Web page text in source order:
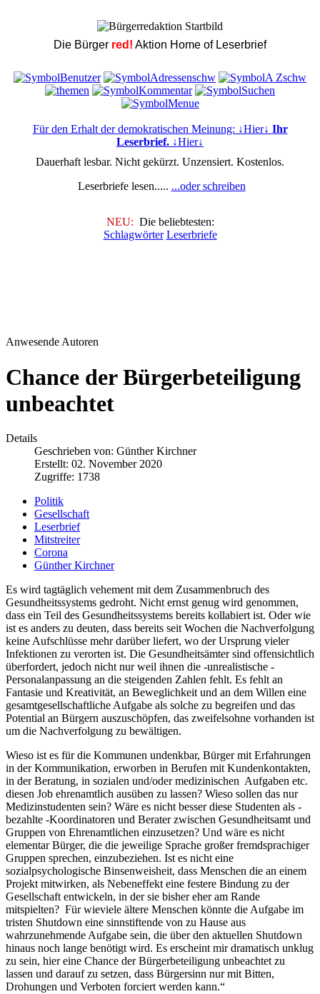
Die Bürger red! Aktion Home of Leserbrief
Für den Erhalt der demokratischen Meinung: ↓Hier↓ Ihr
Leserbrief. ↓Hier↓
Dauerhaft lesbar. Nicht gekürzt. Unzensiert. Kostenlos.
Leserbriefe lesen..... ...oder schreiben
NEU: Die beliebtesten:
Schlagwörter Leserbriefe
Anwesende Autoren
Chance der Bürgerbeteiligung
unbeachtet
Details
Geschrieben von: Günther Kirchner
Erstellt: 02. November 2020
Zugriffe: 1738
Politik
Gesellschaft
Leserbrief
Mitstreiter
Corona
Günther Kirchner
Es wird tagtäglich vehement mit dem Zusammenbruch des
Gesundheitssystems gedroht. Nicht ernst genug wird genommen,
dass ein Teil des Gesundheitssystems bereits kollabiert ist. Oder wie
ist es anders zu deuten, dass bereits seit Wochen die Nachverfolgung
keine Aufschlüsse mehr darüber liefert, wo der Ursprung vieler
Infektionen zu verorten ist. Die Gesundheitsämter sind offensichtlich
überfordert, jedoch nicht nur weil ihnen die -unrealistische -
Personalanpassung an die steigenden Zahlen fehlt. Es fehlt an
Fantasie und Kreativität, an Beweglichkeit und an dem Willen eine
gesamtgesellschaftliche Aufgabe als solche zu begreifen und das
Potential an Bürgern auszuschöpfen, das zweifelsohne vorhanden ist
um die Nachverfolgung zu bewältigen.
Wieso ist es für die Kommunen undenkbar, Bürger mit Erfahrungen
in der Kommunikation, erworben in Berufen mit Kundenkontakten,
in der Beratung, in sozialen und/oder medizinischen Aufgaben etc.
diesen Job ehrenamtlich ausüben zu lassen? Wieso sollen das nur
Medizinstudenten sein? Wäre es nicht besser diese Studenten als -
bezahlte -Koordinatoren und Berater zwischen Gesundheitsamt und
Gruppen von Ehrenamtlichen einzusetzen? Und wäre es nicht
elementar Bürger, die die jeweilige Sprache großer fremdsprachiger
Gruppen sprechen, einzubeziehen. Ist es nicht eine
sozialpsychologische Binsenweisheit, dass Menschen die an einem
Projekt mitwirken, als Nebeneffekt eine festere Bindung zu der
Gesellschaft entwickeln, in der sie bisher eher am Rande
mitspielten? Für wieviele ältere Menschen könnte die Aufgabe im
tristen Shutdown eine sinnstiftende von zu Hause aus
wahrzunehmende Aufgabe sein, die über den aktuellen Shutdown
hinaus noch lange benötigt wird. Es erscheint mir dramatisch unklug
zu sein, hier eine Chance der Bürgerbeteiligung unbeachtet zu
lassen und darauf zu setzen, dass Bürgersinn nur mit Bitten,
Drohungen und Verboten forciert werden kann.“